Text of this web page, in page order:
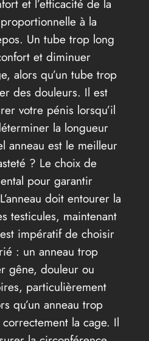
et l’efficacité de la
à la
Un tube trop long
et diminuer
alors qu’un tube trop
des douleurs. Il est
votre pénis lorsqu’il
la longueur
anneau est le meilleur
? Le choix de
pour garantir
doit entourer la
testicules, maintenant
impératif de choisir
: un anneau trop
gêne, douleur ou
particulièrement
qu’un anneau trop
la cage. Il